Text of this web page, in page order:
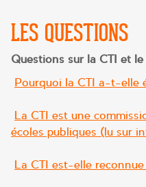
LES QUESTIONS
Questions sur la CTI et
Pourquoi la CTI a-t-elle
La CTI est une
écoles publiques (lu sur
La CTI est-elle